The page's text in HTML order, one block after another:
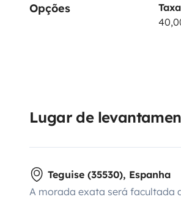
Opções
Lugar de
Teguise (35530), Espanha
A morada exata será facultada